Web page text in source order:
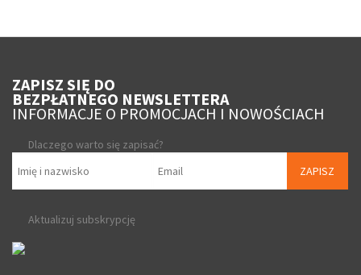
ZAPISZ SIĘ DO
BEZPŁATNEGO NEWSLETTERA
INFORMACJE O PROMOCJACH I NOWOŚCIACH
Dlaczego warto się zapisać?
ZAPISZ
Aktualizuj subskrypcję